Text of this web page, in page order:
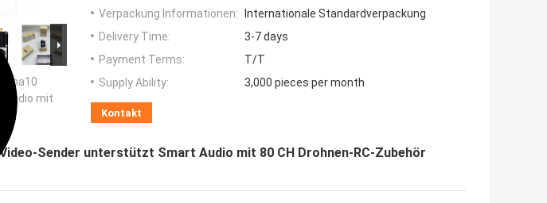
Audio mit
Verpackung Informationen:
Internationale Standardverpackung
Delivery Time:
3-7 days
Payment Terms:
T/T
Supply Ability:
3,000 pieces per month
Kontakt
Video-Sender unterstützt Smart Audio mit 80 CH Drohnen-RC-Zubehör